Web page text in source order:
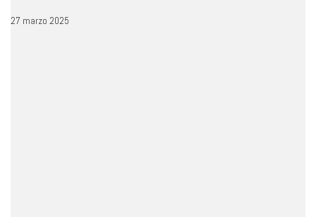
27 marzo 2025